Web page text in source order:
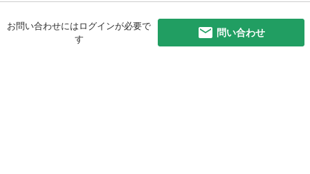
お問い合わせにはログインが必要で
す
問い合わせ